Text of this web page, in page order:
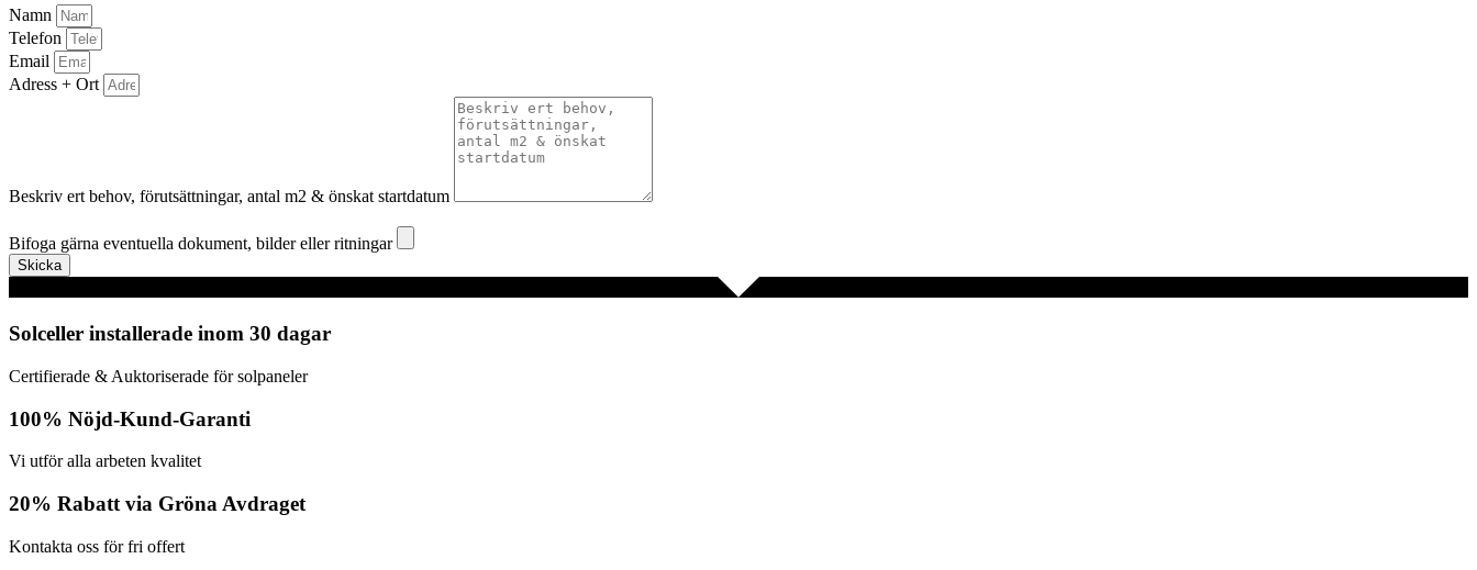
Namn
Telefon
Email
Adress + Ort
Beskriv ert behov, förutsättningar, antal m2 & önskat startdatum
Bifoga gärna eventuella dokument, bilder eller ritningar
Skicka
Solceller installerade inom 30 dagar
Certifierade & Auktoriserade för solpaneler
100% Nöjd-Kund-Garanti
Vi utför alla arbeten kvalitet
20% Rabatt via Gröna Avdraget
Kontakta oss för fri offert